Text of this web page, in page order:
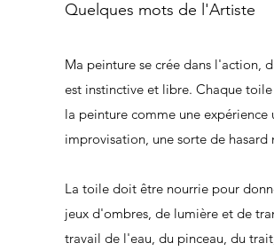
Quelques mots de l'Artiste
Ma peinture se crée dans l'action,
est instinctive et libre. Chaque
la peinture comme une expérience
improvisation, une sorte de hasard
La toile doit être nourrie pour
jeux d'ombres, de lumière et de
travail de l'eau, du pinceau, du